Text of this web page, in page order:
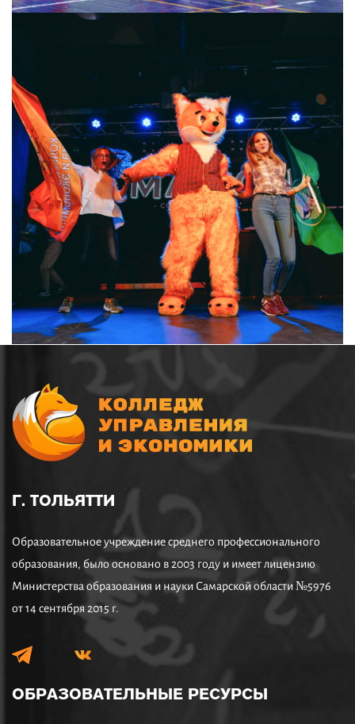
Г. ТОЛЬЯТТИ
Образовательное учреждение среднего профессионального
образования, было основано в 2003 году и имеет лицензию
Министерства образования и науки Самарской области №5976
от 14 сентября 2015 г.
ОБРАЗОВАТЕЛЬНЫЕ РЕСУРСЫ